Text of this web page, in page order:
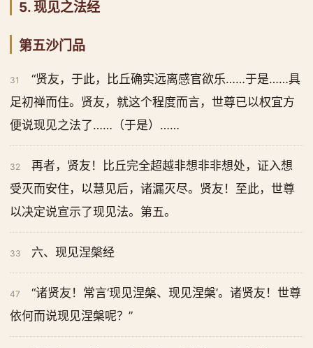
5. 现见之法经
第五沙门品
31
“贤友，于此，比丘确实远离感官欲乐……于是……具
足初禅而住。贤友，就这个程度而言，世尊已以权宜方
便说现见之法了……（于是）……
32
再者，贤友！比丘完全超越非想非非想处，证入想
受灭而安住，以慧见后，诸漏灭尽。贤友！至此，世尊
以决定说宣示了现见法。第五。
33 六、现见涅槃经
47
“诸贤友！常言‘现见涅槃、现见涅槃’。诸贤友！世尊
依何而说现见涅槃呢？”